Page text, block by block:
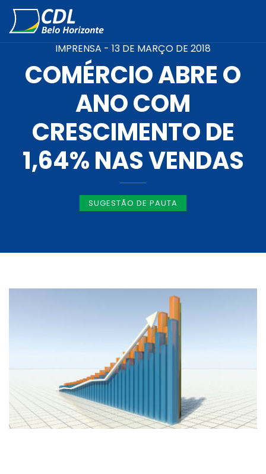
IMPRENSA - 13 DE MARÇO DE 2018
COMÉRCIO ABRE O
ANO COM
CRESCIMENTO DE
1,64% NAS VENDAS
SUGESTÃO DE PAUTA